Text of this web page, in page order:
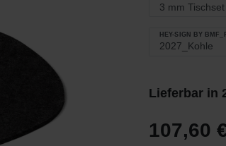
HEY-SIGN BY
Lieferbar in
107,60